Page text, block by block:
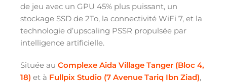
de jeu avec un GPU 45% plus puissant, un
stockage SSD de 2To, la connectivité WiFi 7, et la
technologie d’upscaling PSSR propulsée par
intelligence artificielle.
Située au Complexe Aida Village Tanger (Bloc 4,
18) et à Fullpix Studio (7 Avenue Tariq Ibn Ziad),